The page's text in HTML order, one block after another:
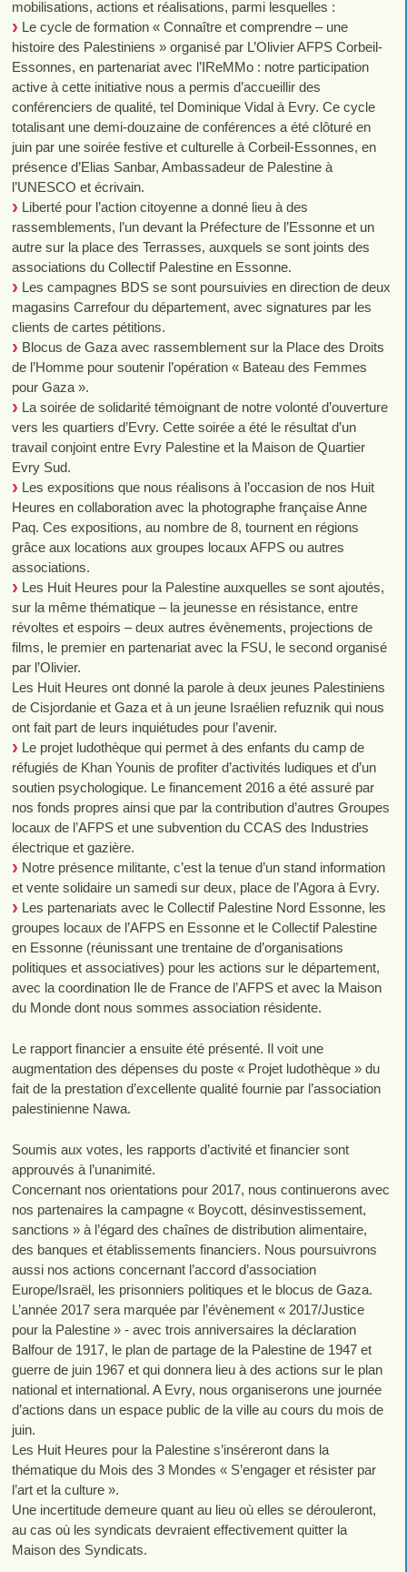
mobilisations, actions et réalisations, parmi lesquelles :
Le cycle de formation « Connaître et comprendre – une
histoire des Palestiniens » organisé par L’Olivier AFPS Corbeil-
Essonnes, en partenariat avec l’IReMMo : notre participation
active à cette initiative nous a permis d’accueillir des
conférenciers de qualité, tel Dominique Vidal à Evry. Ce cycle
totalisant une demi-douzaine de conférences a été clôturé en
juin par une soirée festive et culturelle à Corbeil-Essonnes, en
présence d’Elias Sanbar, Ambassadeur de Palestine à
l’UNESCO et écrivain.
Liberté pour l’action citoyenne a donné lieu à des
rassemblements, l’un devant la Préfecture de l’Essonne et un
autre sur la place des Terrasses, auxquels se sont joints des
associations du Collectif Palestine en Essonne.
Les campagnes BDS se sont poursuivies en direction de deux
magasins Carrefour du département, avec signatures par les
clients de cartes pétitions.
Blocus de Gaza avec rassemblement sur la Place des Droits
de l’Homme pour soutenir l’opération « Bateau des Femmes
pour Gaza ».
La soirée de solidarité témoignant de notre volonté d’ouverture
vers les quartiers d’Evry. Cette soirée a été le résultat d’un
travail conjoint entre Evry Palestine et la Maison de Quartier
Evry Sud.
Les expositions que nous réalisons à l’occasion de nos Huit
Heures en collaboration avec la photographe française Anne
Paq. Ces expositions, au nombre de 8, tournent en régions
grâce aux locations aux groupes locaux AFPS ou autres
associations.
Les Huit Heures pour la Palestine auxquelles se sont ajoutés,
sur la même thématique – la jeunesse en résistance, entre
révoltes et espoirs – deux autres évènements, projections de
films, le premier en partenariat avec la FSU, le second organisé
par l’Olivier.
Les Huit Heures ont donné la parole à deux jeunes Palestiniens
de Cisjordanie et Gaza et à un jeune Israélien refuznik qui nous
ont fait part de leurs inquiétudes pour l’avenir.
Le projet ludothèque qui permet à des enfants du camp de
réfugiés de Khan Younis de profiter d’activités ludiques et d’un
soutien psychologique. Le financement 2016 a été assuré par
nos fonds propres ainsi que par la contribution d’autres Groupes
locaux de l’AFPS et une subvention du CCAS des Industries
électrique et gazière.
Notre présence militante, c’est la tenue d’un stand information
et vente solidaire un samedi sur deux, place de l’Agora à Evry.
Les partenariats avec le Collectif Palestine Nord Essonne, les
groupes locaux de l’AFPS en Essonne et le Collectif Palestine
en Essonne (réunissant une trentaine de d’organisations
politiques et associatives) pour les actions sur le département,
avec la coordination Ile de France de l’AFPS et avec la Maison
du Monde dont nous sommes association résidente.
Le rapport financier a ensuite été présenté. Il voit une
augmentation des dépenses du poste « Projet ludothèque » du
fait de la prestation d’excellente qualité fournie par l’association
palestinienne Nawa.
Soumis aux votes, les rapports d’activité et financier sont
approuvés à l’unanimité.
Concernant nos orientations pour 2017, nous continuerons avec
nos partenaires la campagne « Boycott, désinvestissement,
sanctions » à l’égard des chaînes de distribution alimentaire,
des banques et établissements financiers. Nous poursuivrons
aussi nos actions concernant l’accord d’association
Europe/Israël, les prisonniers politiques et le blocus de Gaza.
L’année 2017 sera marquée par l’évènement « 2017/Justice
pour la Palestine » - avec trois anniversaires la déclaration
Balfour de 1917, le plan de partage de la Palestine de 1947 et
guerre de juin 1967 et qui donnera lieu à des actions sur le plan
national et international. A Evry, nous organiserons une journée
d’actions dans un espace public de la ville au cours du mois de
juin.
Les Huit Heures pour la Palestine s’inséreront dans la
thématique du Mois des 3 Mondes « S’engager et résister par
l’art et la culture ».
Une incertitude demeure quant au lieu où elles se dérouleront,
au cas où les syndicats devraient effectivement quitter la
Maison des Syndicats.